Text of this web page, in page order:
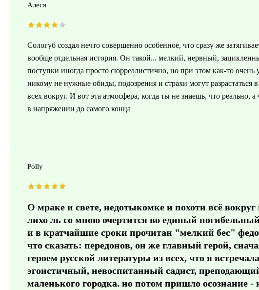
Алеся
Сологуб создал нечто совершенно особенное, что сразу же
вообще отдельная история. Он такой... мелкий, нервный,
поступки иногда просто сюрреалистично, но при этом как-то очень
никому не нужные обиды, подозрения и страхи могут разрастаться
всех вокруг. И вот эта атмосфера, когда ты не знаешь, что реально,
в напряжении до самого конца
Polly
О мраке и свете, недотыкомке и похоти всё
лихо ль со мною очертится во единый
и в кратчайшие сроки прочитан "мелкий бес"
что сказать: передонов, он же главный герой,
героем русской литературы из всех, что я
эгоистичный, невоспитанный садист,
маленького городка. но потом пришло осознание